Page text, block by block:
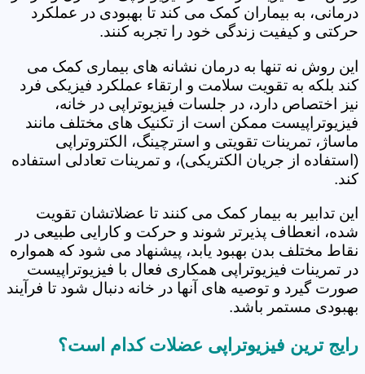
درمانی، به بیماران کمک می کند تا بهبودی در عملکرد
حرکتی و کیفیت زندگی خود را تجربه کنند.
این روش نه تنها به درمان نشانه های بیماری کمک می
کند بلکه به تقویت سلامت و ارتقاء عملکرد فیزیکی فرد
نیز اختصاص دارد، در جلسات فیزیوتراپی در خانه،
فیزیوتراپیست ممکن است از تکنیک های مختلف مانند
ماساژ، تمرینات تقویتی و استرچینگ، الکتروتراپی
(استفاده از جریان الکتریکی)، و تمرینات تعادلی استفاده
کند.
این تدابیر به بیمار کمک می کنند تا عضلاتشان تقویت
شده، انعطاف پذیرتر شوند و حرکت و کارایی طبیعی در
نقاط مختلف بدن بهبود یابد، پیشنهاد می شود که همواره
در تمرینات فیزیوتراپی همکاری فعال با فیزیوتراپیست
صورت گیرد و توصیه های آنها در خانه دنبال شود تا فرآیند
بهبودی مستمر باشد.
رایج ترین فیزیوتراپی عضلات کدام است؟